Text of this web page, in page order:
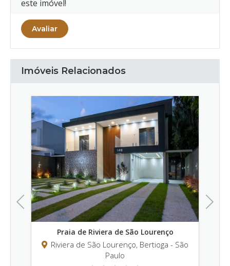
este imóvel!
Avaliar
Imóveis Relacionados
Previous
Bertioga - São
Praia de Riviera de São Lourenço
Riviera de São Lourenço, Bertioga
Next